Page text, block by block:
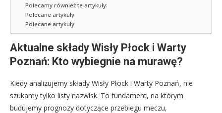
Polecamy również te artykuły:
Polecane artykuły
Polecane artykuły
Aktualne składy Wisły Płock i Warty
Poznań: Kto wybiegnie na murawę?
Kiedy analizujemy składy Wisły Płock i Warty Poznań, nie
szukamy tylko listy nazwisk. To fundament, na którym
budujemy prognozy dotyczące przebiegu meczu,